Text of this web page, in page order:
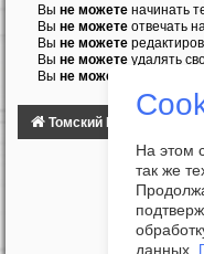
Вы не можете начинать
Вы не можете отвечать
Вы не можете
Вы не можете удалять
Вы не можете
Томский Клуб
На этом
так же
данных.